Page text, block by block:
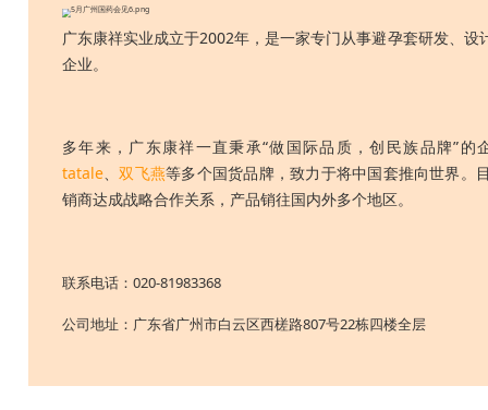
广东康祥实业成立于2002年，是一家专门从事避孕套研发、设
企业。
多年来，广东康祥一直秉承“做国际品质，创民族品牌”的
tatale、双飞燕等多个国货品牌，致力于将中国套推向世界。
销商达成战略合作关系，产品销往国内外多个地区。
联系电话：020-81983368
公司地址：广东省广州市白云区西槎路807号22栋四楼全层